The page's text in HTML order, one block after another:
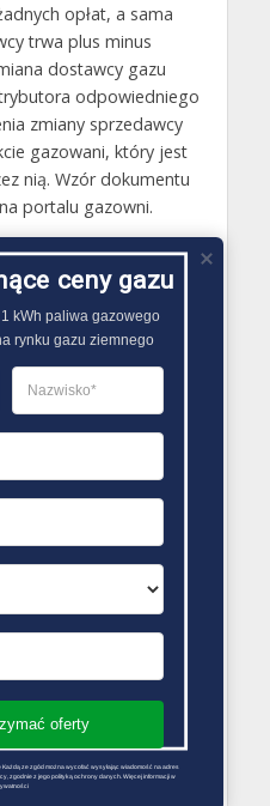
opłat, a sama
trwa plus minus
dostawcy gazu
odpowiedniego
zmiany sprzedawcy
gazowani, który jest
nią. Wzór dokumentu
portalu gazowni.
Odrzański
Odrzański
ceny gazu
kWh paliwa gazowego
rynku gazu ziemnego
oferty
Każdą ze zgód można wycofać wysyłając wiadomość na adres
zgodnie z jego polityką ochrony danych. Więcej informacji w